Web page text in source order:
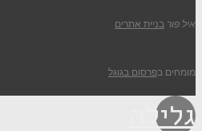
איל פור בניית אתרים
מומחים בפרסום בגוגל
גלילה